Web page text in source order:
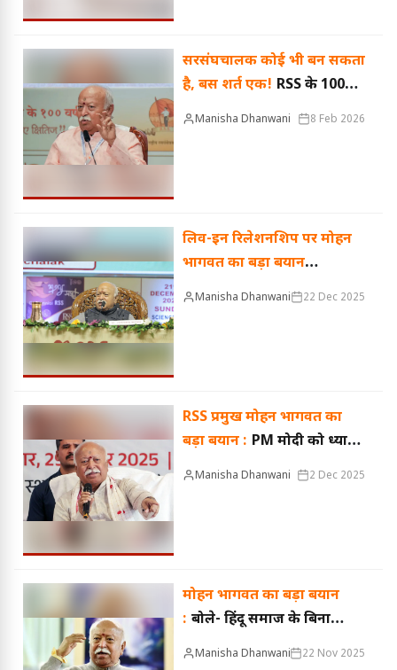
सरसंघचालक कोई भी बन सकता
है, बस शर्त एक! RSS के 100
साल पूरे होने पर भागवत का बड़ा
Manisha Dhanwani 8 Feb 2026
लिव-इन रिलेशनशिप पर मोहन
भागवत का बड़ा बयान
जिम्मेदारी से भागना सही नहीं,
Manisha Dhanwani 22 Dec 2025
RSS प्रमुख मोहन भागवत का
बड़ा बयान : PM मोदी को ध्यान
से सुनती है दुनिया, बोले- भारत
Manisha Dhanwani 2 Dec 2025
मोहन भागवत का बड़ा बयान
: बोले- हिंदू समाज के बिना
दुनिया का अस्तित्व नहीं... जानें
Manisha Dhanwani 22 Nov 2025